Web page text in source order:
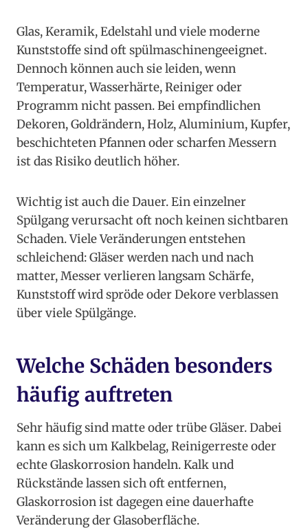
Glas, Keramik, Edelstahl und viele moderne
Kunststoffe sind oft spülmaschinengeeignet.
Dennoch können auch sie leiden, wenn
Temperatur, Wasserhärte, Reiniger oder
Programm nicht passen. Bei empfindlichen
Dekoren, Goldrändern, Holz, Aluminium, Kupfer,
beschichteten Pfannen oder scharfen Messern
ist das Risiko deutlich höher.
Wichtig ist auch die Dauer. Ein einzelner
Spülgang verursacht oft noch keinen sichtbaren
Schaden. Viele Veränderungen entstehen
schleichend: Gläser werden nach und nach
matter, Messer verlieren langsam Schärfe,
Kunststoff wird spröde oder Dekore verblassen
über viele Spülgänge.
Welche Schäden besonders
häufig auftreten
Sehr häufig sind matte oder trübe Gläser. Dabei
kann es sich um Kalkbelag, Reinigerreste oder
echte Glaskorrosion handeln. Kalk und
Rückstände lassen sich oft entfernen,
Glaskorrosion ist dagegen eine dauerhafte
Veränderung der Glasoberfläche.